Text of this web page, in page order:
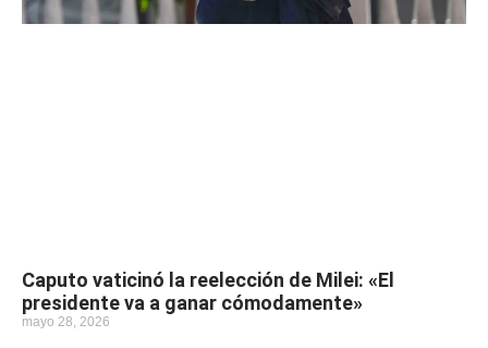
Caputo vaticinó la reelección de Milei: «El
presidente va a ganar cómodamente»
mayo 28, 2026